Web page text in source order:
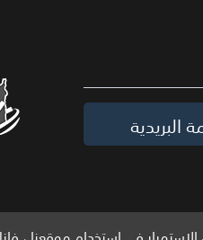
البريدية